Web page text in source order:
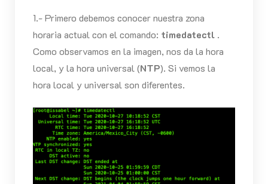
1.- Primero debemos conocer nuestra zona
horaria actual con el comando: timedatectl .
Como observamos en la imagen, nos da la hora
local, y la hora universal (NTP). Si vemos la
hora local y universal son diferentes.